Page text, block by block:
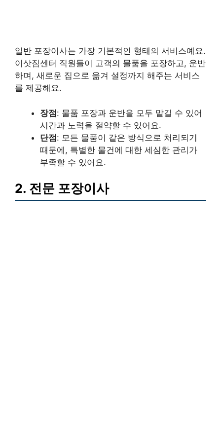
일반 포장이사는 가장 기본적인 형태의 서비스예요.
이삿짐센터 직원들이 고객의 물품을 포장하고, 운반
하며, 새로운 집으로 옮겨 설정까지 해주는 서비스
를 제공해요.
장점: 물품 포장과 운반을 모두 맡길 수 있어
시간과 노력을 절약할 수 있어요.
단점: 모든 물품이 같은 방식으로 처리되기
때문에, 특별한 물건에 대한 세심한 관리가
부족할 수 있어요.
2. 전문 포장이사